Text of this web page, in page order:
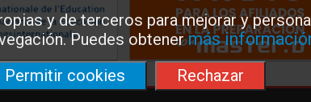
y de terceros para mejorar y
Puedes obtenermás
Permitir cookies
Rechazar